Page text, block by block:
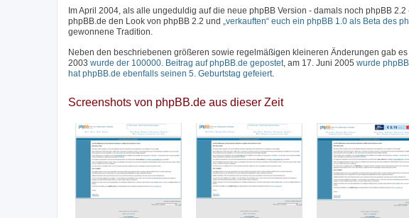
Im April 2004, als alle ungeduldig auf die neue phpBB Version - damals noch phpBB
phpBB.de den Look von phpBB 2.2 und „verkauften“ euch ein phpBB 1.0 als Beta des
gewonnene Tradition.
Neben den beschriebenen größeren sowie regelmäßigen kleineren Änderungen gab
2003 wurde der 100000. Beitrag auf phpBB.de gepostet, am 17. Juni 2005 wurde
hat phpBB.de ebenfalls seinen 5. Geburtstag gefeiert.
Screenshots von phpBB.de aus dieser Zeit